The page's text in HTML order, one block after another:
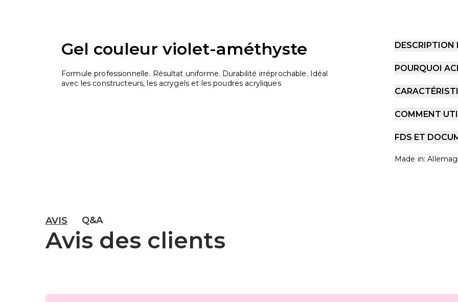
Gel couleur violet-améthyste
Formule professionnelle. Résultat uniforme. Durabilité irréprochable. Idéal
avec les constructeurs, les acrygels et les poudres acryliques
DESCRIPTION
POURQUOI
COMMENT
FDS ET
Made in:
AVIS Q&A
Avis des clients